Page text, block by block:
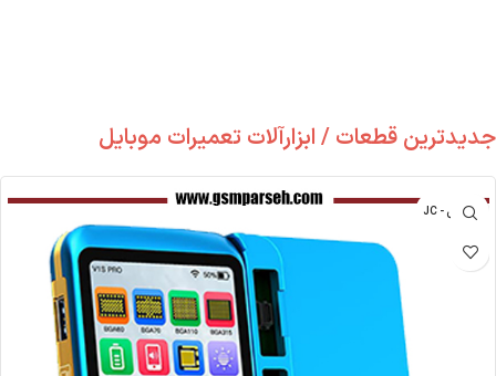
جدیدترین قطعات / ابزارآلات تعمیرات موبایل
جی سی - JC